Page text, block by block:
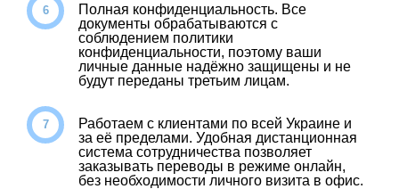
Полная конфиденциальность. Все
документы обрабатываются с
соблюдением политики
конфиденциальности, поэтому ваши
личные данные надёжно защищены и не
будут переданы третьим лицам.
Работаем с клиентами по всей Украине и
за её пределами. Удобная дистанционная
система сотрудничества позволяет
заказывать переводы в режиме онлайн,
без необходимости личного визита в офис.